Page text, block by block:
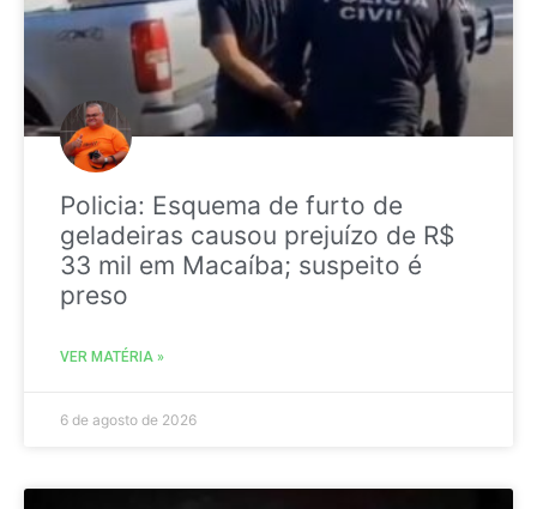
Policia: Esquema de furto de
geladeiras causou prejuízo de R$
33 mil em Macaíba; suspeito é
preso
VER MATÉRIA »
6 de agosto de 2026